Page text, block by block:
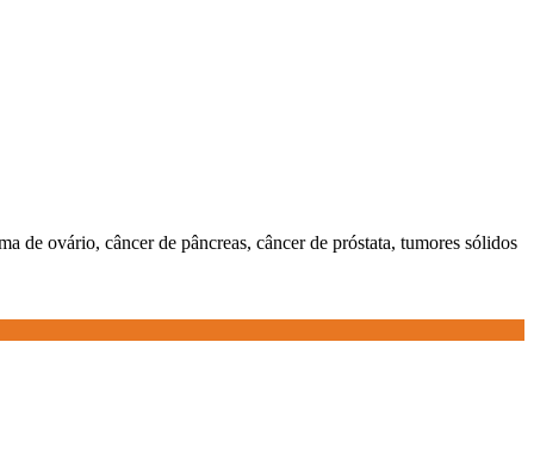
de ovário, câncer de pâncreas, câncer de próstata, tumores sólidos